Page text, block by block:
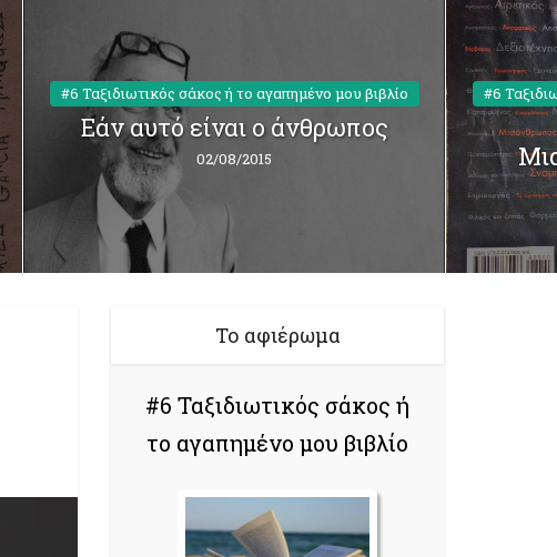
#6 Ταξιδιωτικός σάκος ή το αγαπημένο μου βιβλίο
Εάν αυτό είναι ο άνθρωπος
02/08/2015
#6
Το αφιέρωμα
#6 Ταξιδιωτικός σάκος ή
το αγαπημένο μου βιβλίο